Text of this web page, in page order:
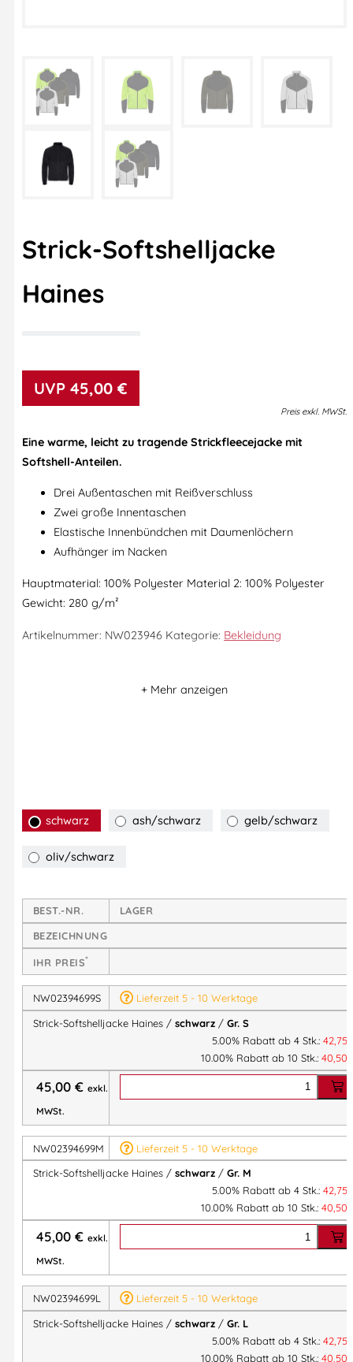
Strick-Softshelljacke
Haines
45,00 €
Preis exkl. MWSt.
Eine warme, leicht zu tragende Strickfleecejacke mit
Softshell-Anteilen.
Drei Außentaschen mit Reißverschluss
Zwei große Innentaschen
Elastische Innenbündchen mit Daumenlöchern
Aufhänger im Nacken
Hauptmaterial: 100% Polyester Material 2: 100% Polyester
Gewicht: 280 g/m²
Artikelnummer: NW023946 Kategorie: Bekleidung
BEST.-NR.
LAGER
BEZEICHNUNG
IHR PREIS*
NW02394699S
Lieferzeit 5 - 10 Werktage
Strick-Softshelljacke Haines / schwarz/ Gr. S
5.00% Rabatt ab 4 Stk.: 42,75
10.00% Rabatt ab 10 Stk.: 40,50
45,00 € exkl.
MWSt.
NW02394699M
Lieferzeit 5 - 10 Werktage
Strick-Softshelljacke Haines / schwarz/ Gr. M
5.00% Rabatt ab 4 Stk.: 42,75
10.00% Rabatt ab 10 Stk.: 40,50
45,00 € exkl.
MWSt.
NW02394699L
Lieferzeit 5 - 10 Werktage
Strick-Softshelljacke Haines / schwarz/ Gr. L
5.00% Rabatt ab 4 Stk.: 42,75
10.00% Rabatt ab 10 Stk.: 40,50
schwarz ash/schwarz gelb/schwarz
oliv/schwarz